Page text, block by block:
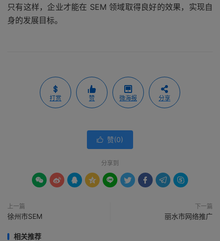
只有这样，企业才能在 SEM 领域取得良好的效果，实现自
身的发展目标。
打赏 赞 微海报 分享
 赞(0)
分享到
        
上一篇
徐州市SEM
下一篇
丽水市网络推广
相关推荐